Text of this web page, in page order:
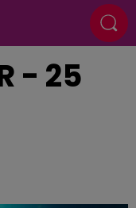
- 25